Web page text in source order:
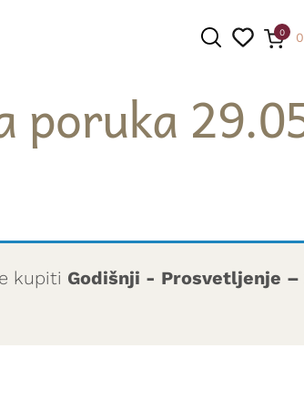
0
poruka
kupiti Godišnji - Prosvetljenje